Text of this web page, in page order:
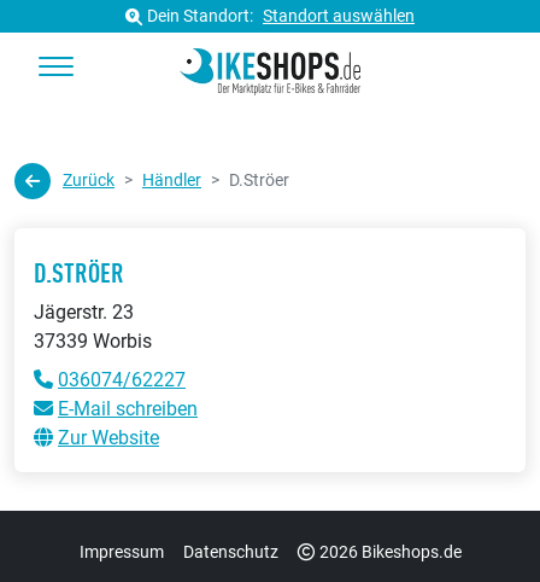
Dein Standort: Standort auswählen
Zurück Händler D.Ströer
D.STRÖER
Jägerstr. 23
37339 Worbis
036074/62227
E-Mail schreiben
Zur Website
Impressum Datenschutz 2026 Bikeshops.de